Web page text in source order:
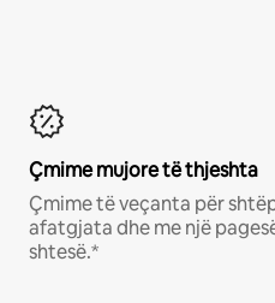
Çmime mujore të thjeshta
Çmime të veçanta për
afatgjata dhe me një
shtesë.*